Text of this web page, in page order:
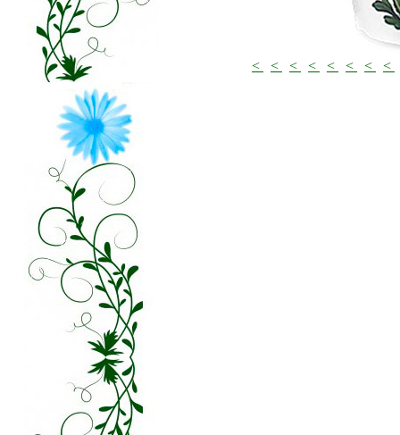
< < < < < < < <